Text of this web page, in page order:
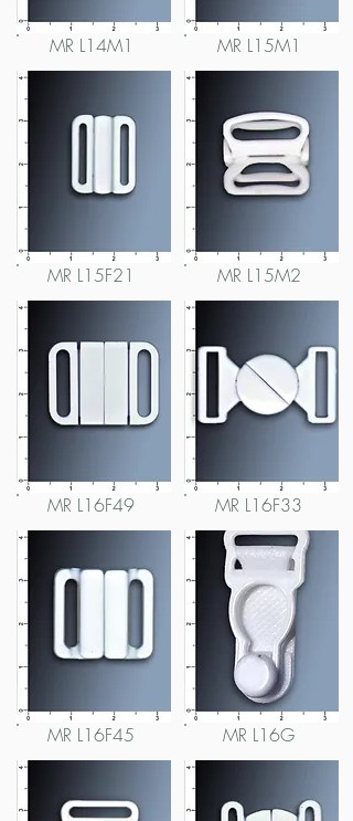
MR L14M1
MR L15F21
MR L16F49
MR L16F45
MR L15M1
MR L15M2
MR L16F33
MR L16G